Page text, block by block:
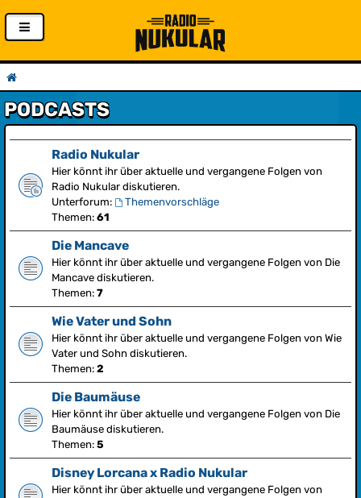
PODCASTS
Radio Nukular
Hier könnt ihr über aktuelle und vergangene Folgen von
Radio Nukular diskutieren.
Unterforum:
Themenvorschläge
Themen: 61
Die Mancave
Hier könnt ihr über aktuelle und vergangene Folgen von Die
Mancave diskutieren.
Themen: 7
Wie Vater und Sohn
Hier könnt ihr über aktuelle und vergangene Folgen von Wie
Vater und Sohn diskutieren.
Themen: 2
Die Baumäuse
Hier könnt ihr über aktuelle und vergangene Folgen von Die
Baumäuse diskutieren.
Themen: 5
Disney Lorcana x Radio Nukular
Hier könnt ihr über aktuelle und vergangene Folgen von